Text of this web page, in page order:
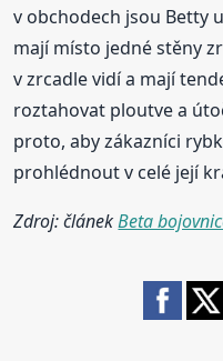
v obchodech jsou Betty
mají místo jedné stěny
v zrcadle vidí a mají
roztahovat ploutve a
proto, aby zákazníci
prohlédnout v celé její
Zdroj: článekBeta